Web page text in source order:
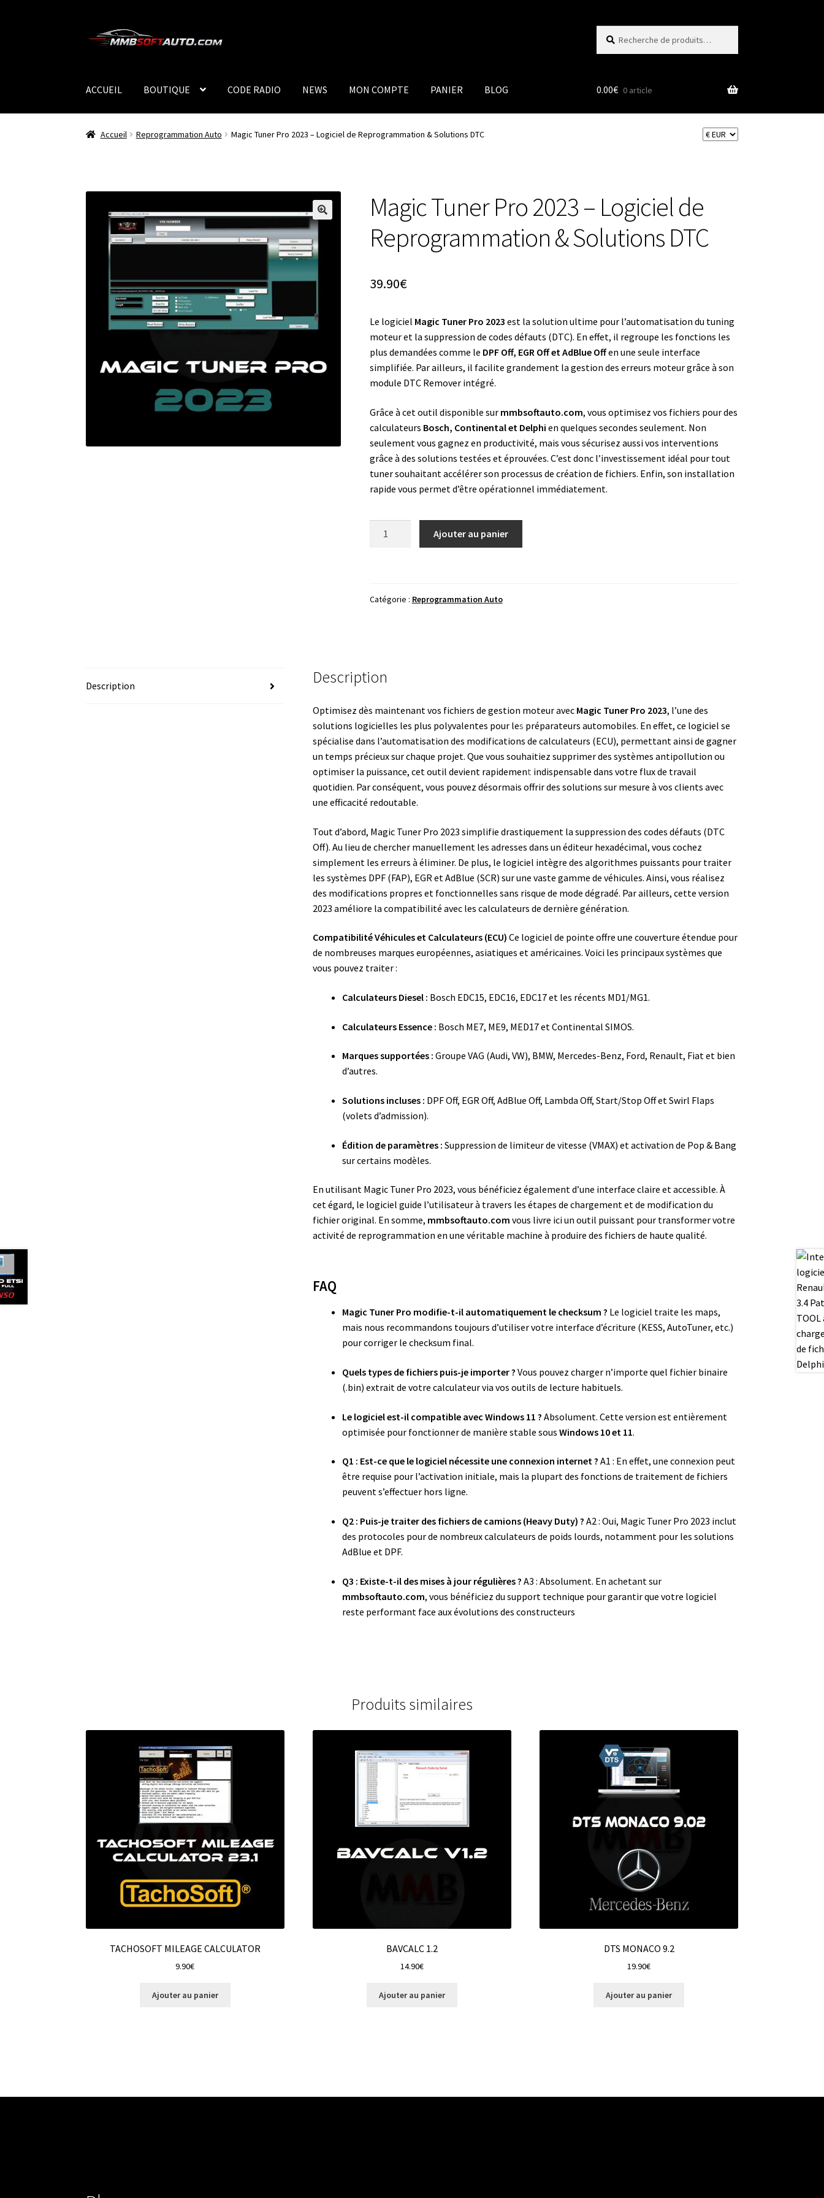
Aller
Aller
pour :
ACCUEIL BOUTIQUE CODE RADIO NEWS MON COMPTE PANIER BLOG 0.00€ 0 article
Accueil Reprogrammation Auto Magic Tuner Pro 2023 – Logiciel de Reprogrammation & Solutions DTC
Magic Tuner Pro 2023 – Logiciel de
Reprogrammation & Solutions DTC
39.90€
Le logiciel Magic Tuner Pro 2023 est la solution ultime pour l’automatisation du tuning
moteur et la suppression de codes défauts (DTC). En effet, il regroupe les fonctions les
plus demandées comme le DPF Off, EGR Off et AdBlue Offen une seule interface
simplifiée. Par ailleurs, il facilite grandement la gestion des erreurs moteur grâce à son
module DTC Remover intégré.
Grâce à cet outil disponible sur mmbsoftauto.com, vous optimisez vos fichiers pour des
calculateurs Bosch, Continental et Delphi en quelques secondes seulement. Non
seulement vous gagnez en productivité, mais vous sécurisez aussi vos interventions
grâce à des solutions testées et éprouvées. C’est donc l’investissement idéal pour tout
tuner souhaitant accélérer son processus de création de fichiers. Enfin, son installation
rapide vous permet d’être opérationnel immédiatement.
2023
&
DTC
Ajouter au panier
Catégorie : Reprogrammation Auto
Description Description
Optimisez dès maintenant vos fichiers de gestion moteur avec Magic Tuner Pro 2023, l’une des
solutions logicielles les plus polyvalentes pour les préparateurs automobiles. En effet, ce logiciel se
spécialise dans l’automatisation des modifications de calculateurs (ECU), permettant ainsi de gagner
un temps précieux sur chaque projet. Que vous souhaitiez supprimer des systèmes antipollution ou
optimiser la puissance, cet outil devient rapidement indispensable dans votre flux de travail
quotidien. Par conséquent, vous pouvez désormais offrir des solutions sur mesure à vos clients avec
une efficacité redoutable.
Tout d’abord, Magic Tuner Pro 2023 simplifie drastiquement la suppression des codes défauts (DTC
Off). Au lieu de chercher manuellement les adresses dans un éditeur hexadécimal, vous cochez
simplement les erreurs à éliminer. De plus, le logiciel intègre des algorithmes puissants pour traiter
les systèmes DPF (FAP), EGR et AdBlue (SCR) sur une vaste gamme de véhicules. Ainsi, vous réalisez
des modifications propres et fonctionnelles sans risque de mode dégradé. Par ailleurs, cette version
2023 améliore la compatibilité avec les calculateurs de dernière génération.
Compatibilité Véhicules et Calculateurs (ECU) Ce logiciel de pointe offre une couverture étendue pour
de nombreuses marques européennes, asiatiques et américaines. Voici les principaux systèmes que
vous pouvez traiter :
Calculateurs Diesel : Bosch EDC15, EDC16, EDC17 et les récents MD1/MG1.
Calculateurs Essence : Bosch ME7, ME9, MED17 et Continental SIMOS.
Marques supportées : Groupe VAG (Audi, VW), BMW, Mercedes-Benz, Ford, Renault, Fiat et bien
d’autres.
Solutions incluses : DPF Off, EGR Off, AdBlue Off, Lambda Off, Start/Stop Off et Swirl Flaps
(volets d’admission).
Édition de paramètres : Suppression de limiteur de vitesse (VMAX) et activation de Pop & Bang
sur certains modèles.
En utilisant Magic Tuner Pro 2023, vous bénéficiez également d’une interface claire et accessible. À
cet égard, le logiciel guide l’utilisateur à travers les étapes de chargement et de modification du
fichier original. En somme, mmbsoftauto.com vous livre ici un outil puissant pour transformer votre
activité de reprogrammation en une véritable machine à produire des fichiers de haute qualité.
FAQ
Magic Tuner Pro modifie-t-il automatiquement le checksum ? Le logiciel traite les maps,
mais nous recommandons toujours d’utiliser votre interface d’écriture (KESS, AutoTuner, etc.)
pour corriger le checksum final.
Quels types de fichiers puis-je importer ? Vous pouvez charger n’importe quel fichier binaire
(.bin) extrait de votre calculateur via vos outils de lecture habituels.
Le logiciel est-il compatible avec Windows 11 ? Absolument. Cette version est entièrement
optimisée pour fonctionner de manière stable sousWindows 10 et 11.
Q1 : Est-ce que le logiciel nécessite une connexion internet ? A1 : En effet, une connexion peut
être requise pour l’activation initiale, mais la plupart des fonctions de traitement de fichiers
peuvent s’effectuer hors ligne.
Q2 : Puis-je traiter des fichiers de camions (Heavy Duty) ? A2 : Oui, Magic Tuner Pro 2023 inclut
des protocoles pour de nombreux calculateurs de poids lourds, notamment pour les solutions
AdBlue et DPF.
Q3 : Existe-t-il des mises à jour régulières ? A3 : Absolument. En achetant sur
mmbsoftauto.com, vous bénéficiez du support technique pour garantir que votre logiciel
reste performant face aux évolutions des constructeurs
Produits similaires
TACHOSOFT MILEAGE CALCULATOR
9.90€
Ajouter au panier
BAVCALC 1.2
14.90€
Ajouter au panier
DTS MONACO 9.2
19.90€
Ajouter au panier